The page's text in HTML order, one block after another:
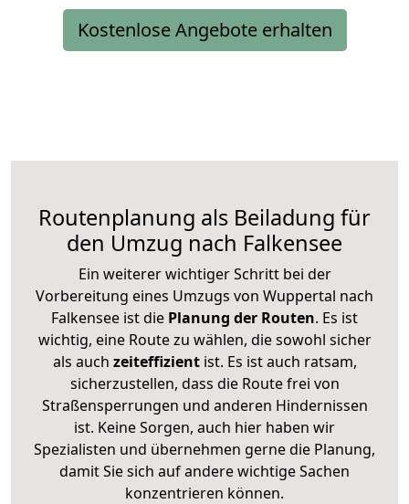
Kostenlose Angebote erhalten
Routenplanung als Beiladung für
den Umzug nach Falkensee
Ein weiterer wichtiger Schritt bei der
Vorbereitung eines Umzugs von Wuppertal nach
Falkensee ist die Planung der Routen. Es ist
wichtig, eine Route zu wählen, die sowohl sicher
als auch zeiteffizientist. Es ist auch ratsam,
sicherzustellen, dass die Route frei von
Straßensperrungen und anderen Hindernissen
ist. Keine Sorgen, auch hier haben wir
Spezialisten und übernehmen gerne die Planung,
damit Sie sich auf andere wichtige Sachen
konzentrieren können.